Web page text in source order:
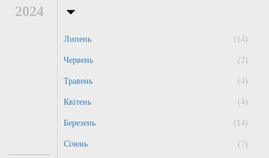
2024
Липень (14)
Червень (2)
Травень (4)
Квітень (4)
Березень (14)
Січень (7)